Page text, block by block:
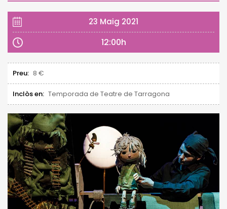
23 Maig 2021
12:00h
Preu: 8 €
Inclòs en: Temporada de Teatre de Tarragona